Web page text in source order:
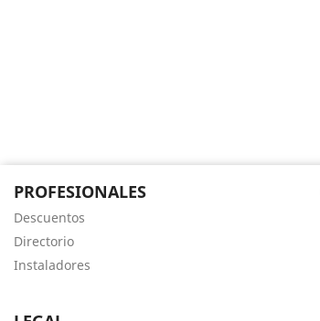
PROFESIONALES
Descuentos
Directorio
Instaladores